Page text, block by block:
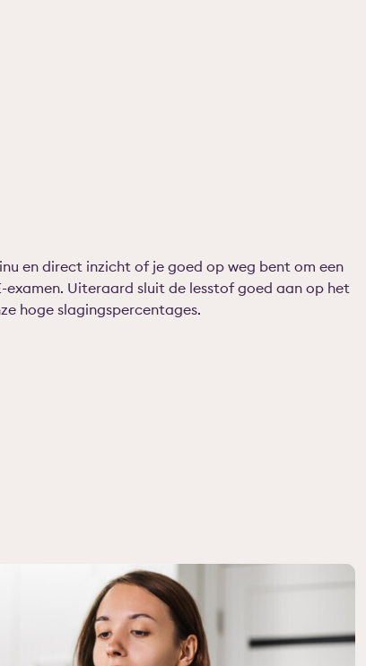
en direct inzicht of je goed op weg bent om een
Uiteraard sluit de lesstof goed aan op het
hoge slagingspercentages.